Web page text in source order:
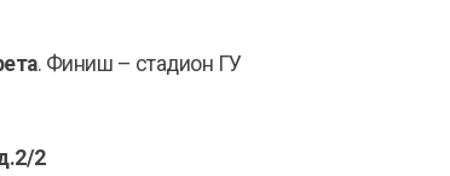
. Финиш – стадион ГУ
2